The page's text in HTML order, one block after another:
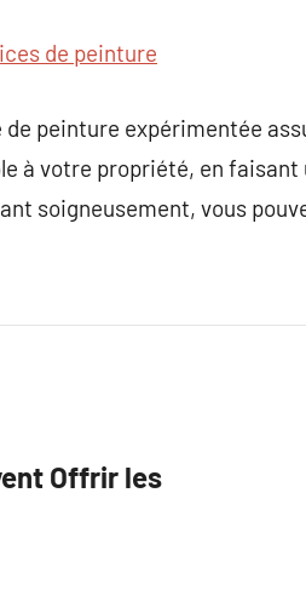
de peinture
de peinture expérimentée
à votre propriété, en
soigneusement, vous
Offrir les